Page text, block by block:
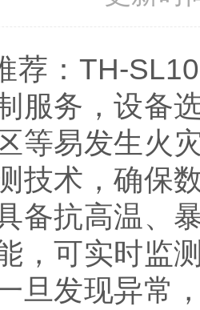
荐：TH-
服务，设备
等易发生火
技术，确保
备抗高温、
，可实时监
旦发现异常